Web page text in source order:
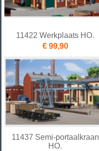
11422 Werkplaats HO.
€ 99,90
11437 Semi-portaalkraan
HO.